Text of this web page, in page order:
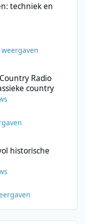
techniek en
weergaven
Radio
country
historische